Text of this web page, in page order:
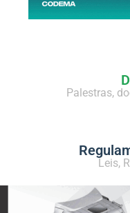
Palestras,
Leis,